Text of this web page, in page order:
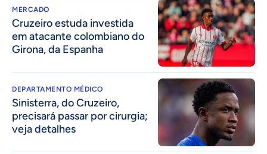
MERCADO
Cruzeiro estuda investida
em atacante colombiano do
Girona, da Espanha
DEPARTAMENTO MÉDICO
Sinisterra, do Cruzeiro,
precisará passar por cirurgia;
veja detalhes